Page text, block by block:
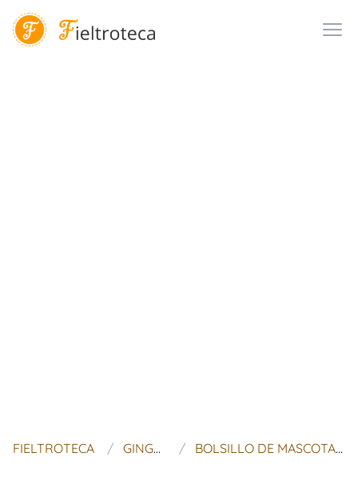
FIELTROTECA GINGERMELON DOLLS BOLSILLO DE MASCOTAS PDF PATRÓN - JUEGO COMPLETO DE 5